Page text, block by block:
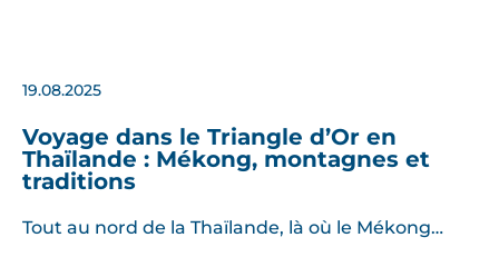
19.08.2025
Voyage dans le Triangle d’Or en
Thaïlande : Mékong, montagnes et
traditions
Tout au nord de la Thaïlande, là où le Mékong…